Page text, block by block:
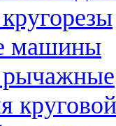
машины